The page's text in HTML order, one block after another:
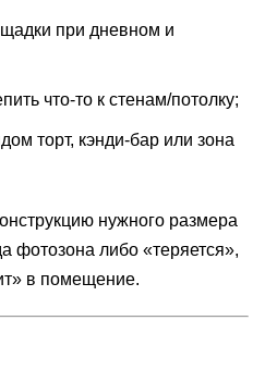
при дневном и
что‑то к стенам/потолку;
торт, кэнди-бар или зона
нужного размера
фотозона либо «теряется»,
в помещение.